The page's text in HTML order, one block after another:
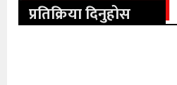
प्रतिक्रिया दिनुहोस